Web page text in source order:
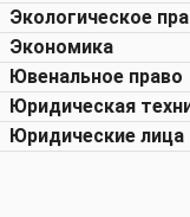
Экологическое
Экономика
Ювенальное право
Юридическая
Юридические лица